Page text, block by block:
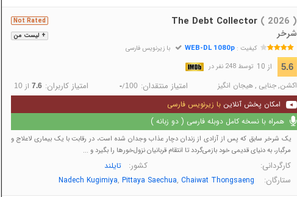
+ لیست من
Not Rated The Debt Collector( 2026 )
شرخر
کیفیت :WEB-DL 1080p با زیرنویس فارسی
5.6 از 10 توسط 248 نفر در
اکشن,جنایی ,هیجان انگیز امتیاز منتقدان: -/100 امتیاز کاربران: 7.6 از 10
امکان پخش آنلاین با زیرنویس فارسی
همراه با نسخه کامل دوبله فارسی ( دو زبانه )
یک شرخر سابق که پس از آزادی از زندان دچار عذاب وجدان شده است، در رقابت با یک بیماری لاعلاج و
مرگبار، به دنیای قدیمی خود بازمی‌گردد تا انتقام قربانیان نزول‌خورها را بگیرد و ...
کارگردانی: کشور: تایلند
ستارگان: Nadech Kugimiya, Pittaya Saechua, Chaiwat Thongsaeng